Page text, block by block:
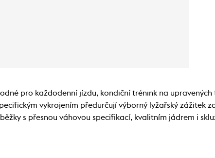
pro každodenní jízdu, kondiční trénink na
vykrojením předurčují výborný lyžařský zážitek
s přesnou váhovou specifikací, kvalitním jádrem i